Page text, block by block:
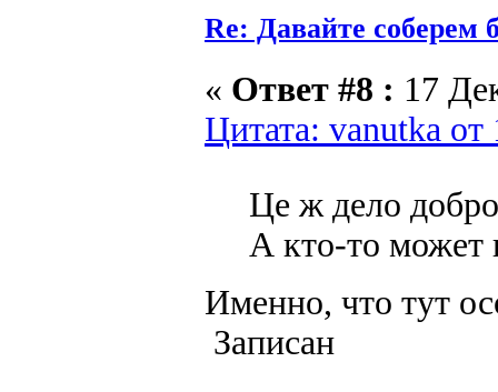
Re: Давайте
« Ответ #8 : 17
Цитата: vanutka
Це ж дело
А кто-то может
Именно, что тут
Записан